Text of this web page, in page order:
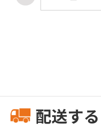
配送する